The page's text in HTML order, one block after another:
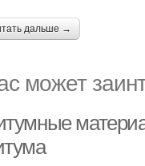
дальше →
может